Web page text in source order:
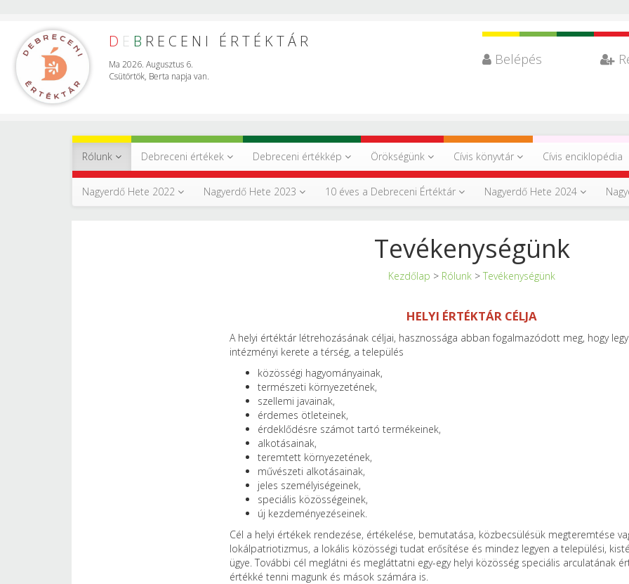
D E B RECENI ÉRTÉKTÁR
Ma 2026. Augusztus 6.
Csütörtök, Berta napja van.
Belépés
Rólunk Debreceni értékek Debreceni értékkép Örökségünk Cívis könyvtár Cívis enciklopédia
Nagyerdő Hete 2022 Nagyerdő Hete 2023 10 éves a Debreceni Értéktár Nagyerdő Hete 2024
Tevékenységünk
Kezdőlap > Rólunk > Tevékenységünk
HELYI ÉRTÉKTÁR CÉLJA
A helyi értéktár létrehozásának céljai, hasznossága abban fogalmazódott meg, hogy
intézményi kerete a térség, a település
közösségi hagyományainak,
természeti környezetének,
szellemi javainak,
érdemes ötleteinek,
érdeklődésre számot tartó termékeinek,
alkotásainak,
teremtett környezetének,
művészeti alkotásainak,
jeles személyiségeinek,
speciális közösségeinek,
új kezdeményezéseinek.
Cél a helyi értékek rendezése, értékelése, bemutatása, közbecsülésük megteremtése
lokálpatriotizmus, a lokális közösségi tudat erősítése és mindez legyen a települési,
ügye. További cél meglátni és megláttatni egy-egy helyi közösség speciális arculatának
értékké tenni magunk és mások számára is.